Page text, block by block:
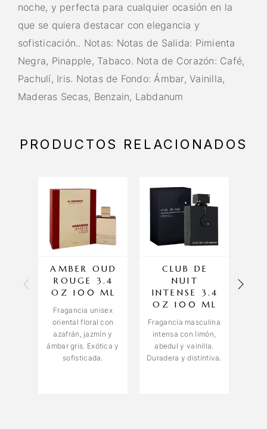
noche, y perfecta para cualquier ocasión en la
que se quiera destacar con elegancia y
sofisticación.. Notas: Notas de Salida: Pimienta
Negra, Pinapple, Tabaco. Nota de Corazón: Café,
Pachulí, Iris. Notas de Fondo: Ámbar, Vainilla,
Maderas Secas, Benzain, Labdanum
PRODUCTOS RELACIONADOS
AMBER OUD
ROUGE 3.4
OZ 100 ML
Fragancia unisex
oriental floral con
azafrán, jazmín y
ámbar gris. Exótica y
sofisticada.
CLUB DE
NUIT
INTENSE 3.4
OZ 100 ML
Fragancia masculina
intensa con limón,
abedul y vainilla.
Duradera y distintiva.